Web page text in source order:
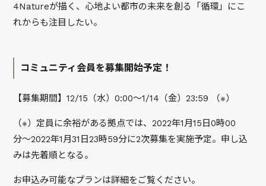
4Natureが描く、心地よい都市の未来を創る「循環」にこ
れからも注目したい。
コミュニティ会員を募集開始予定！
【募集期間】12/15（水）0:00〜1/14（金）23:59 （※）
（※）定員に余裕がある拠点では、2022年1月15日0時00
分〜2022年1月31日23時59分に2次募集を実施予定。申し込
みは先着順となる。
お申込み可能なプランは詳細をご覧ください。